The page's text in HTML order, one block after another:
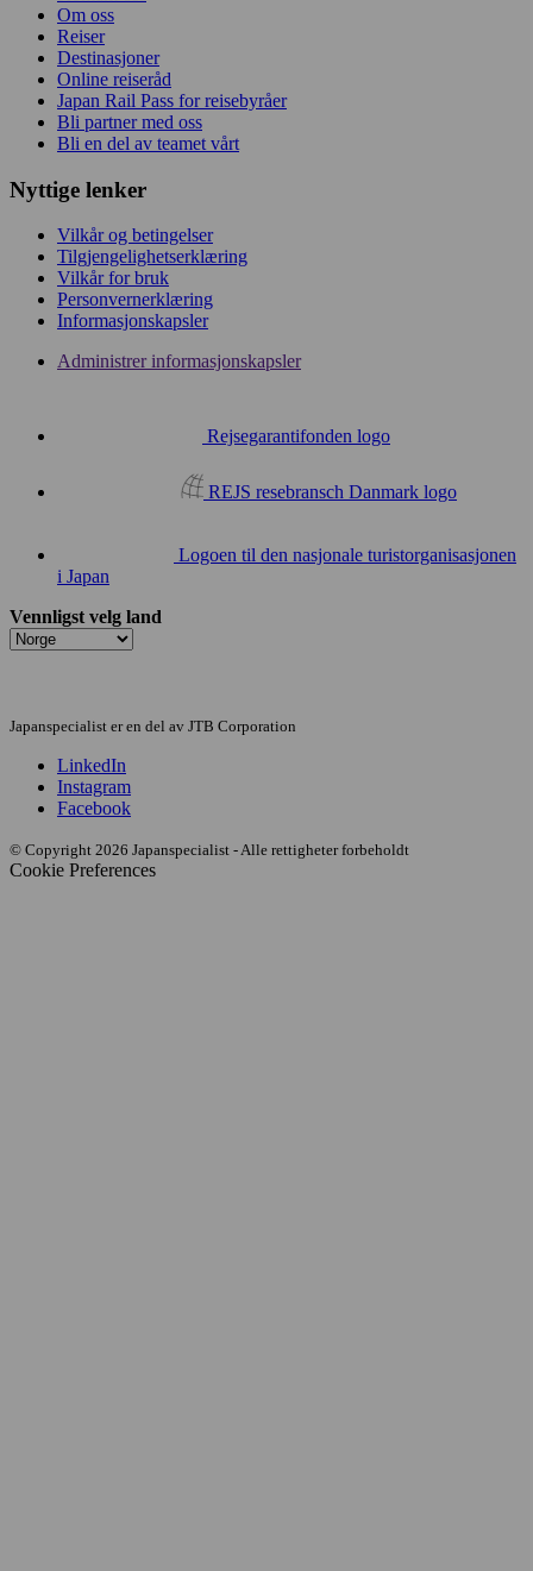
Om oss
Reiser
Destinasjoner
Online reiseråd
Japan Rail Pass for reisebyråer
Bli partner med oss
Bli en del av teamet vårt
Nyttige lenker
Vilkår og betingelser
Tilgjengelighetserklæring
Vilkår for bruk
Personvernerklæring
Informasjonskapsler
Administrer informasjonskapsler
Rejsegarantifonden logo
REJS resebransch Danmark logo
Logoen til den nasjonale turistorganisasjonen
i Japan
Vennligst velg land
Japanspecialist er en del av JTB Corporation
LinkedIn
Instagram
Facebook
© Copyright 2026 Japanspecialist - Alle rettigheter forbeholdt
Cookie Preferences